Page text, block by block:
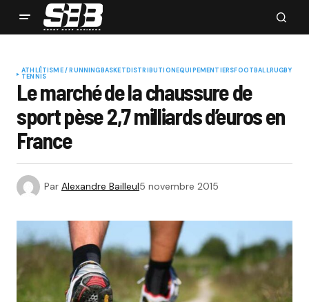
ATHLÉTISME / RUNNINGBASKETDISTRIBUTIONEQUIPEMENTIERSFOOTBALLRUGBY
TENNIS
Le marché de la chaussure de
sport pèse 2,7 milliards d’euros en
France
Par Alexandre Bailleul5 novembre 2015